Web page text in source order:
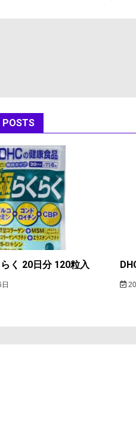
POSTS
く 20日分 120粒入